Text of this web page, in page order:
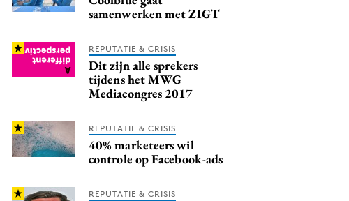
samenwerken met ZIGT
REPUTATIE & CRISIS
Dit zijn alle sprekers
tijdens het MWG
Mediacongres 2017
REPUTATIE & CRISIS
40% marketeers wil
controle op Facebook-ads
REPUTATIE & CRISIS